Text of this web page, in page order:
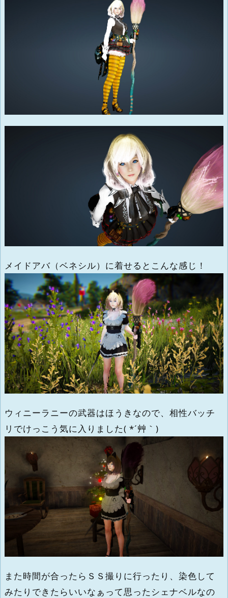
メイドアバ（ベネシル）に着せるとこんな感じ！
ウィニーラニーの武器はほうきなので、相性バッチ
リでけっこう気に入りました( *´艸｀)
また時間が合ったらＳＳ撮りに行ったり、染色して
みたりできたらいいなぁって思ったシェナベルなの